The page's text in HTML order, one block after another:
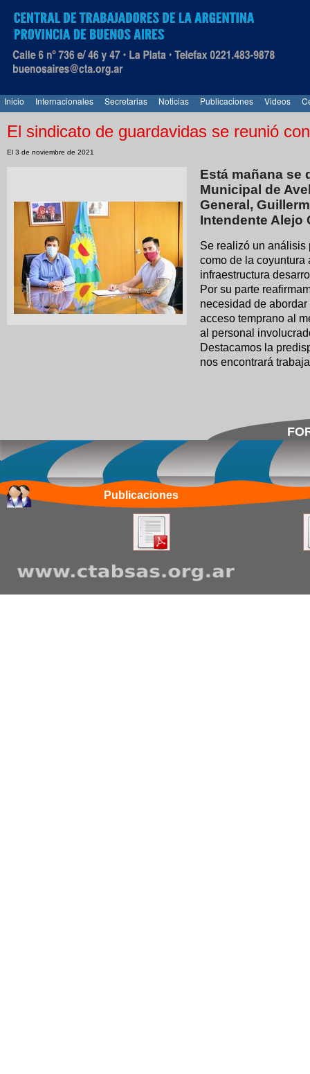
Inicio Internacionales Secretarias Noticias Publicaciones Videos
El sindicato de guardavidas se reunió
El 3 de noviembre de 2021
Está mañana se
Municipal de
General,
Intendente Alejo
Se realizó un análisis
como de la coyuntura
infraestructura
Por su parte
necesidad de
acceso temprano al
al personal
Destacamos la
nos encontrará
Publicaciones